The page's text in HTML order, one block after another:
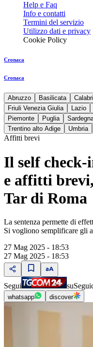
Help e Faq
Info e contatti
Termini del servizio
Utilizzo dati e privacy
Cookie Policy
Cronaca
Cronaca
Abruzzo Basilicata
Friuli Venezia Giulia
Lazio
Piemonte
Puglia
Trentino alto Adige
Umbria
Affitti brevi
Il self
e affitti
Tar di Roma
La sentenza permette di
Si vogliono semplificare gli
27 Mag 2025 - 18:53
27 Mag 2025 - 18:53
Segui su
whatsapp discover